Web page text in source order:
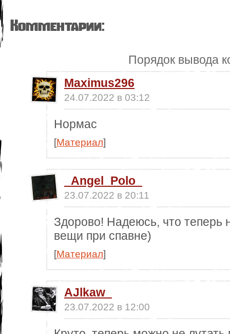
Комментарии:
Порядок вывода
Maximus296
24.07.2022 в 03:12
Нормас
[Материал]
_Angel_Polo_
23.07.2022 в 20:11
Здорово! Надеюсь, что теперь
вещи при спавне)
[Материал]
AJlkaw_
23.07.2022 в 12:00